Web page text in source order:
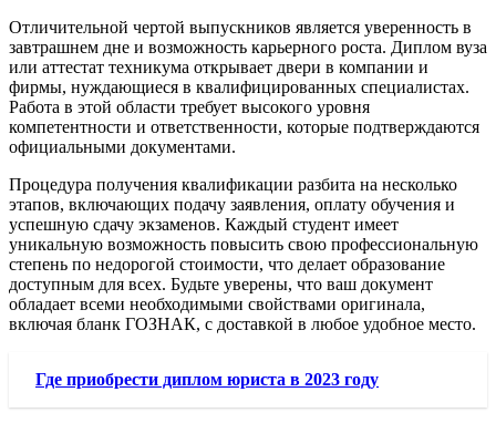
Отличительной чертой выпускников является уверенность в
завтрашнем дне и возможность карьерного роста. Диплом вуза
или аттестат техникума открывает двери в компании и
фирмы, нуждающиеся в квалифицированных специалистах.
Работа в этой области требует высокого уровня
компетентности и ответственности, которые подтверждаются
официальными документами.
Процедура получения квалификации разбита на несколько
этапов, включающих подачу заявления, оплату обучения и
успешную сдачу экзаменов. Каждый студент имеет
уникальную возможность повысить свою профессиональную
степень по недорогой стоимости, что делает образование
доступным для всех. Будьте уверены, что ваш документ
обладает всеми необходимыми свойствами оригинала,
включая бланк ГОЗНАК, с доставкой в любое удобное место.
Где приобрести диплом юриста в 2023 году